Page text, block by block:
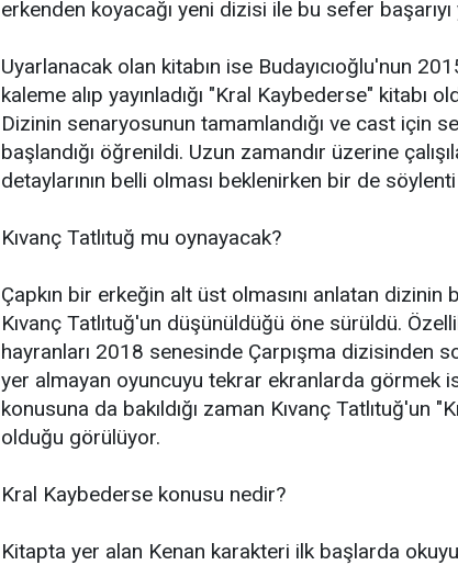
erkenden koyacağı yeni dizisi ile bu sefer
Uyarlanacak olan kitabın ise Budayıcıoğlu'nun
kaleme alıp yayınladığı "Kral Kaybederse" kitabı
Dizinin senaryosunun tamamlandığı ve cast için
başlandığı öğrenildi. Uzun zamandır üzerine
detaylarının belli olması beklenirken bir de söylenti
Kıvanç Tatlıtuğ mu oynayacak?
Çapkın bir erkeğin alt üst olmasını anlatan dizinin
Kıvanç Tatlıtuğ'un düşünüldüğü öne sürüldü.
hayranları 2018 senesinde Çarpışma dizisinden
yer almayan oyuncuyu tekrar ekranlarda görmek
konusuna da bakıldığı zaman Kıvanç Tatlıtuğ'un
olduğu görülüyor.
Kral Kaybederse konusu nedir?
Kitapta yer alan Kenan karakteri ilk başlarda